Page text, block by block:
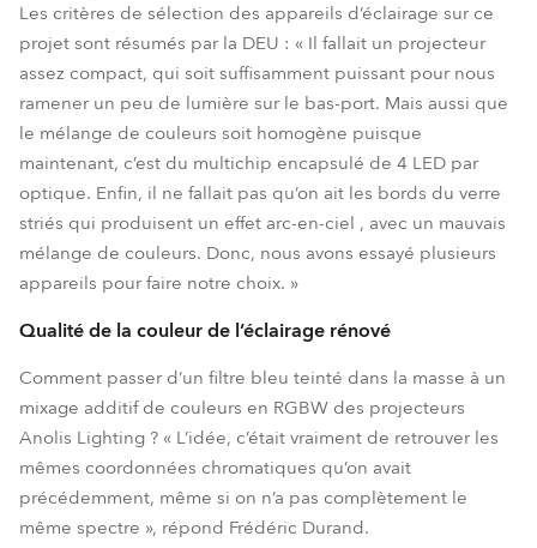
Les critères de sélection des appareils d’éclairage sur ce
projet sont résumés par la DEU : « Il fallait un projecteur
assez compact, qui soit suffisamment puissant pour nous
ramener un peu de lumière sur le bas-port. Mais aussi que
le mélange de couleurs soit homogène puisque
maintenant, c’est du multichip encapsulé de 4 LED par
optique. Enfin, il ne fallait pas qu’on ait les bords du verre
striés qui produisent un effet arc-en-ciel , avec un mauvais
mélange de couleurs. Donc, nous avons essayé plusieurs
appareils pour faire notre choix. »
Qualité de la couleur de l’éclairage rénové
Comment passer d’un filtre bleu teinté dans la masse à un
mixage additif de couleurs en RGBW des projecteurs
Anolis Lighting ? « L’idée, c’était vraiment de retrouver les
mêmes coordonnées chromatiques qu’on avait
précédemment, même si on n’a pas complètement le
même spectre », répond Frédéric Durand.